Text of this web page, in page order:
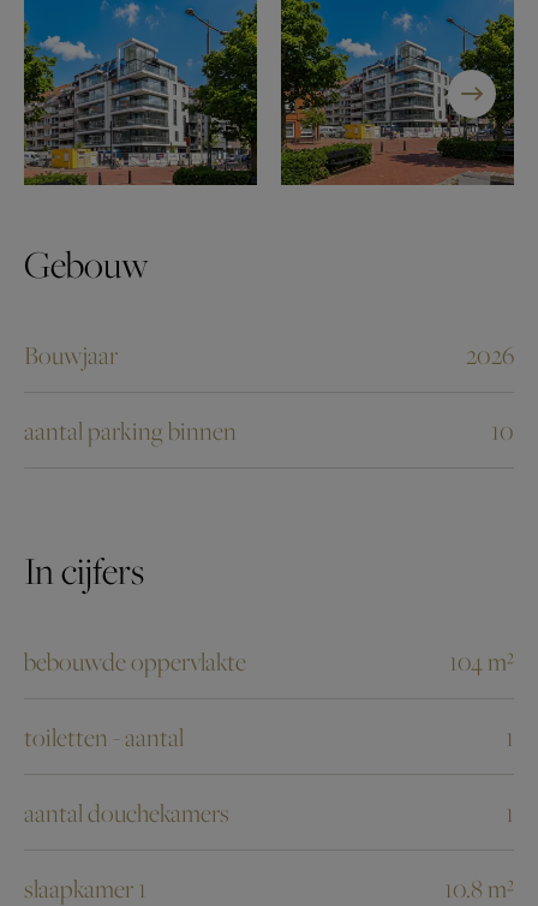
Gebouw
Bouwjaar 2026
aantal parking binnen 10
In cijfers
bebouwde oppervlakte 104 m²
toiletten - aantal 1
aantal douchekamers 1
slaapkamer 1 10.8 m²